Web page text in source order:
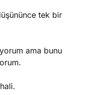
tek bir
ama bunu